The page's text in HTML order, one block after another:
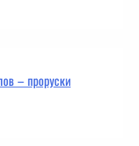
– проруски